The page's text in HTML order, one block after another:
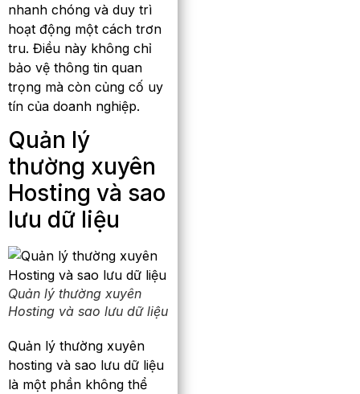
nhanh chóng và duy trì
hoạt động một cách trơn
tru. Điều này không chỉ
bảo vệ thông tin quan
trọng mà còn củng cố uy
tín của doanh nghiệp.
Quản lý
thường xuyên
Hosting và sao
lưu dữ liệu
Quản lý thường xuyên
Hosting và sao lưu dữ liệu
Quản lý thường xuyên
hosting và sao lưu dữ liệu
là một phần không thể